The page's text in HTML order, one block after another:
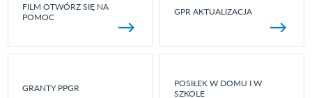
FILM OTWÓRZ SIĘ NA
POMOC
GPR AKTUALIZACJA
GRANTY PPGR
POSIŁEK W DOMU I W
SZKOLE